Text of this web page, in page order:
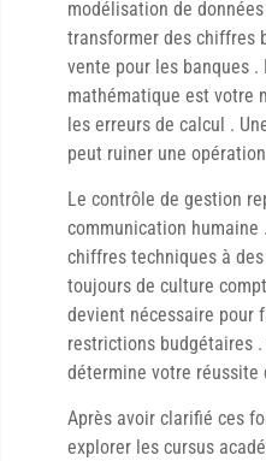
modélisation de
transformer des chiffres
vente pour les banques .
mathématique est votre
les erreurs de calcul .
peut ruiner une
Le contrôle de gestion
communication humaine
chiffres techniques à
toujours de culture
devient nécessaire pour
restrictions budgétaires
détermine votre réussite
Après avoir clarifié ces
explorer les cursus